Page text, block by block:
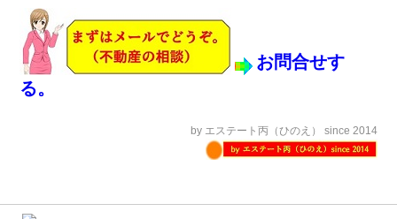
お問合せす
る。
by エステート丙（ひのえ） since 2014